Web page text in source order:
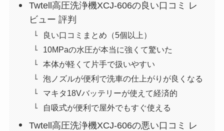
Twtell高圧洗浄機XCJ-606の良い口コミ レ
ビュー 評判
良い口コミまとめ（5個以上）
10MPaの水圧が本当に強くて驚いた
本体が軽くて片手で扱いやすい
泡ノズルが便利で洗車の仕上がりが良くなる
マキタ18Vバッテリーが使えて経済的
自吸式が便利で屋外でもすぐ使える
Twtell高圧洗浄機XCJ-606の悪い口コミ レ